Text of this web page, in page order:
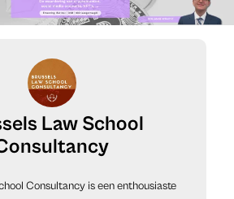
Law School
Consultancy is een enthousiaste